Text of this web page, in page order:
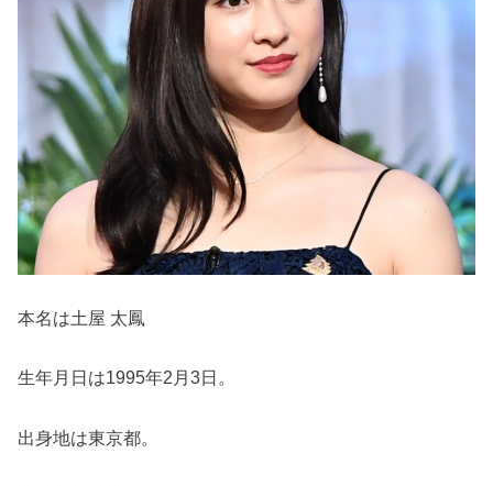
本名は土屋 太鳳
生年月日は1995年2月3日。
出身地は東京都。